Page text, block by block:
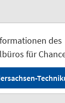
des
für